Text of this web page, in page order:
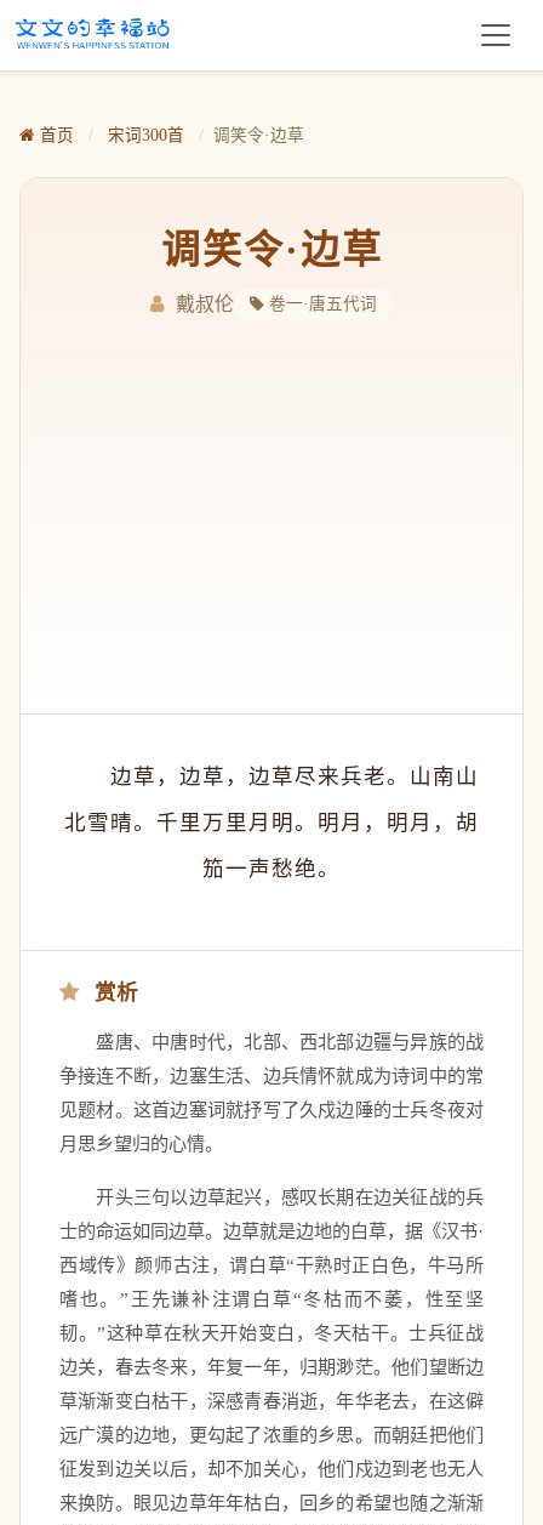
首页 / 宋词300首 / 调笑令·边草
调笑令·边草
戴叔伦 卷一·唐五代词
边草，边草，边草尽来兵老。山南山
北雪晴。千里万里月明。明月，明月，胡
笳一声愁绝。
赏析
盛唐、中唐时代，北部、西北部边疆与异族的战
争接连不断，边塞生活、边兵情怀就成为诗词中的常
见题材。这首边塞词就抒写了久戍边陲的士兵冬夜对
月思乡望归的心情。
开头三句以边草起兴，感叹长期在边关征战的兵
士的命运如同边草。边草就是边地的白草，据《汉书·
西域传》颜师古注，谓白草“干熟时正白色，牛马所
嗜也。”王先谦补注谓白草“冬枯而不萎，性至坚
韧。”这种草在秋天开始变白，冬天枯干。士兵征战
边关，春去冬来，年复一年，归期渺茫。他们望断边
草渐渐变白枯干，深感青春消逝，年华老去，在这僻
远广漠的边地，更勾起了浓重的乡思。而朝廷把他们
征发到边关以后，却不加关心，他们戍边到老也无人
来换防。眼见边草年年枯白，回乡的希望也随之渐渐